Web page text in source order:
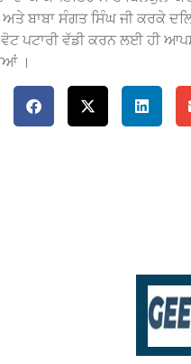
ਅਤੇ ਬਾਬਾ ਸੰਗਤ ਸਿੰਘ ਜੀ ਕਰਕੇ
ਪਟਾਰੀ ਵੱਡੀ ਕਰਨ ਲਈ ਹੀ
।